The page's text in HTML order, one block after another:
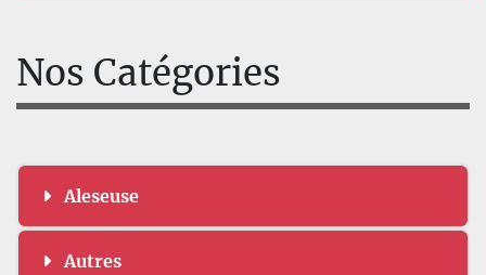
Nos Catégories
Aleseuse
Autres